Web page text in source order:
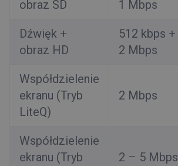
obraz SD
1 Mbps
Dźwięk +
obraz HD
512 kbps +
2 Mbps
Współdzielenie
ekranu (Tryb
LiteQ)
2 Mbps
Współdzielenie
ekranu (Tryb
2 – 5 Mbps